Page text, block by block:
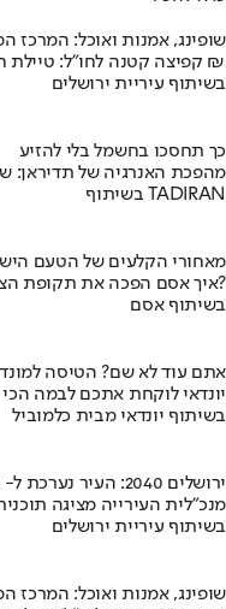
שופינג, אמנות ואוכל:
קפיצה קטנה לחו"ל: טיילת חדשה, מיצגי אמנות, וכיכרות משופצות בהשקעה של 100 מיליון ₪
בשיתוף עיריית ירושלים
כך תחסכו בחשמל בלי להזיע
מהפכת האנרגיה של תדיראן:
בשיתוף TADIRAN
מאחורי הקלעים של הטעם
איך אסם הפכה את תקופת הצנע והמחסור הקשה של שנות ה-40 למותג לאומי?
בשיתוף אסם
אתם עוד לא שם? הטיסה
יונדאי לוקחת אתכם לבמה הכי
בשיתוף יונדאי מבית כלמוביל
ירושלים 2040: העיר נערכת ל- 1.5 מליון תושבים
מנכ"לית העירייה מציגה
בשיתוף עיריית ירושלים
שופינג, אמנות ואוכל: